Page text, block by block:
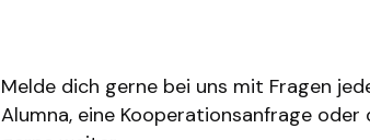
Melde dich gerne bei uns mit Fragen
Alumna, eine Kooperationsanfrage